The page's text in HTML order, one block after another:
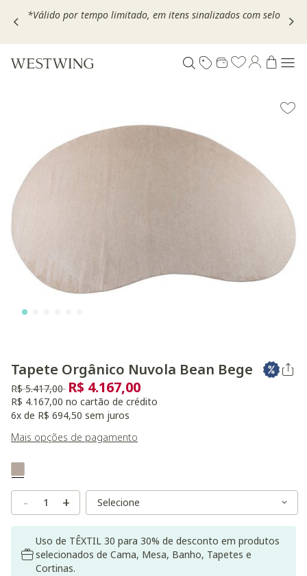
*Válido por tempo limitado, em itens sinalizados com selo
Tapete Orgânico Nuvola Bean Bege
Preço reduzido de
R$ 5.417,00 para
R$ 4.167,00
R$ 4.167,00 no cartão de crédito
6x de R$ 694,50 sem juros
Mais opções de pagamento
Selected
- + Variant Size
Variant Size
Uso de TÊXTIL 30 para 30% de desconto em produtos
selecionados de Cama, Mesa, Banho, Tapetes e
Cortinas.